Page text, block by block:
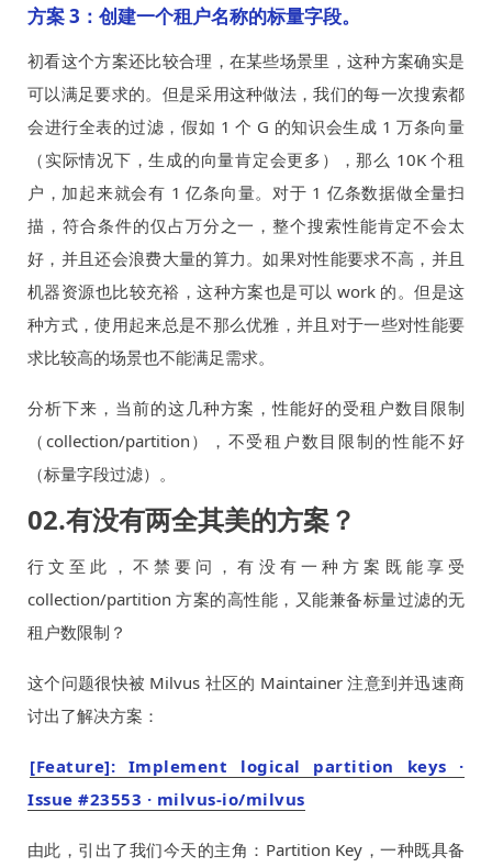
方案 3：创建一个租户名称的标量字段。
初看这个方案还比较合理，在某些场景里，这种方案确实是
可以满足要求的。但是采用这种做法，我们的每一次搜索都
会进行全表的过滤，假如 1 个 G 的知识会生成 1 万条向量
（实际情况下，生成的向量肯定会更多），那么 10K 个租
户，加起来就会有 1 亿条向量。对于 1 亿条数据做全量扫
描，符合条件的仅占万分之一，整个搜索性能肯定不会太
好，并且还会浪费大量的算力。如果对性能要求不高，并且
机器资源也比较充裕，这种方案也是可以 work 的。但是这
种方式，使用起来总是不那么优雅，并且对于一些对性能要
求比较高的场景也不能满足需求。
分析下来，当前的这几种方案，性能好的受租户数目限制
（collection/partition），不受租户数目限制的性能不好
（标量字段过滤）。
02.有没有两全其美的方案？
行文至此，不禁要问，有没有一种方案既能享受
collection/partition 方案的高性能，又能兼备标量过滤的无
租户数限制？
这个问题很快被 Milvus 社区的 Maintainer 注意到并迅速商
讨出了解决方案：
[Feature]: Implement logical partition keys ·
Issue #23553 · milvus-io/milvus
由此，引出了我们今天的主角：Partition Key，一种既具备